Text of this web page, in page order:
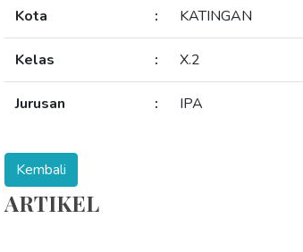
Kota : KATINGAN
Kelas : X.2
Jurusan : IPA
ARTIKEL